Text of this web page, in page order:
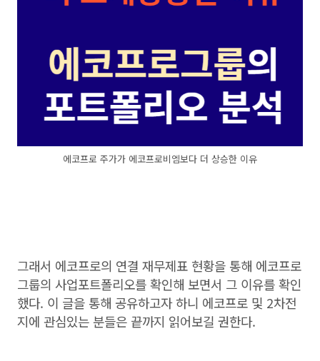
에코프로 주가가 에코프로비엠보다 더 상승한 이유
그래서 에코프로의 연결 재무제표 현황을 통해 에코프로
그룹의 사업포트폴리오를 확인해 보면서 그 이유를 확인
했다. 이 글을 통해 공유하고자 하니 에코프로 및 2차전
지에 관심있는 분들은 끝까지 읽어보길 권한다.